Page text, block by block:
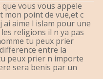
vous vous appele
mon point de vue,et c
ai aime l islam pour une
religions il n ya pas
tu peux prier
entre la
peux prier n importe
sera benis par un